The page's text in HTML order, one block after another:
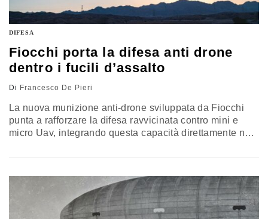
DIFESA
Fiocchi porta la difesa anti drone
dentro i fucili d’assalto
Di Francesco De Pieri
La nuova munizione anti-drone sviluppata da Fiocchi
punta a rafforzare la difesa ravvicinata contro mini e
micro Uav, integrando questa capacità direttamente nei
contenimento dei danni collaterali, aprendo anche a
possibili sviluppi su scala internazionale